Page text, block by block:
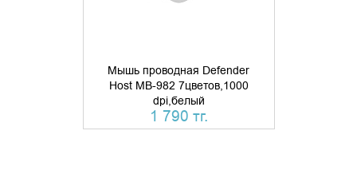
Мышь проводная Defender
Host MB-982 7цветов,1000
dpi,белый
1 790 тг.